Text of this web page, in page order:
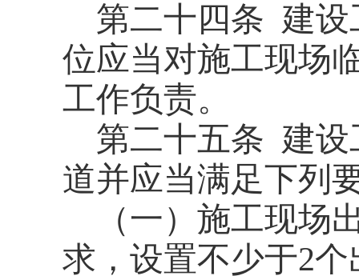
第二十四条 建设
位应当对施工现场
工作负责。
第二十五条 建设
道并应当满足下列
（一）施工现场
求，设置不少于2